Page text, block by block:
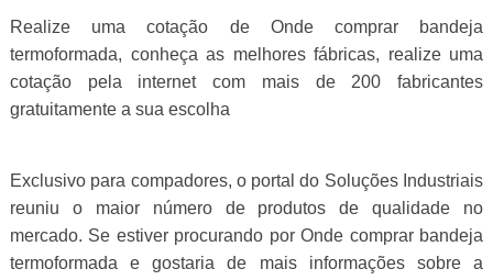
Realize uma cotação de Onde comprar bandeja
termoformada, conheça as melhores fábricas, realize uma
cotação pela internet com mais de 200 fabricantes
gratuitamente a sua escolha
Exclusivo para compadores, o portal do Soluções Industriais
reuniu o maior número de produtos de qualidade no
mercado. Se estiver procurando por Onde comprar bandeja
termoformada e gostaria de mais informações sobre a